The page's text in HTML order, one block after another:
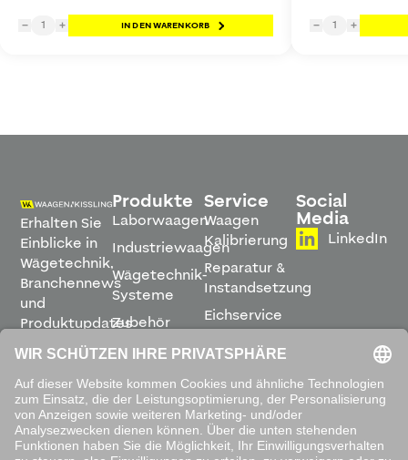
− 1 + IN DEN WARENKORB − 1 +
Erhalten Sie
Einblicke in
Wägetechnik,
Branchennews
und
Produktupdates
direkt in
Ihren
Posteingang.
Produkte
Laborwaagen
Industriewaagen
Wägetechnik-
Systeme
Zubehör
Software
Service
Waagen
Kalibrierung
Reparatur &
Instandsetzung
Eichservice
Montage &
Inbetriebnahme
Leihwaagen
&
Mietservice
Social
Media
LinkedIn